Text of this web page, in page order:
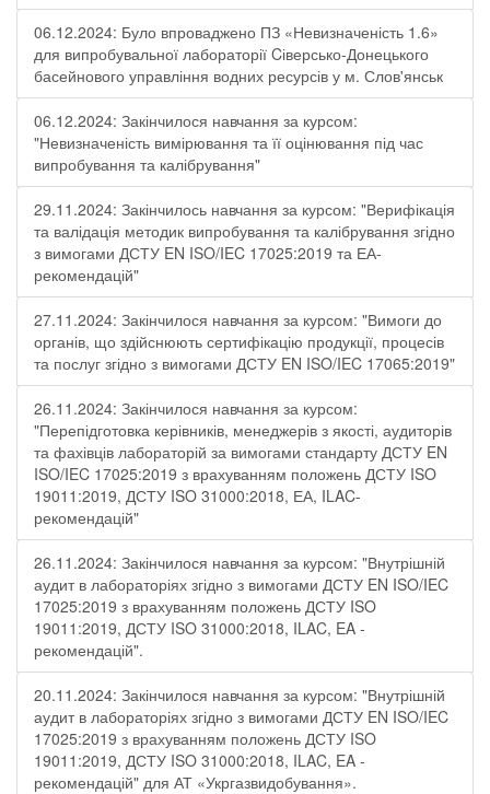
06.12.2024: Було впроваджено ПЗ «Невизначеність 1.6»
для випробувальної лабораторії Cіверсько-Донецького
басейнового управління водних ресурсів у м. Слов'янськ
06.12.2024: Закінчилося навчання за курсом:
"Невизначеність вимірювання та її оцінювання під час
випробування та калібрування"
29.11.2024: Закінчилось навчання за курсом: "Верифікація
та валідація методик випробування та калібрування згідно
з вимогами ДСТУ EN ISO/IEC 17025:2019 та ЕА-
рекомендацій"
27.11.2024: Закінчилося навчання за курсом: "Вимоги до
органів, що здійснюють сертифікацію продукції, процесів
та послуг згідно з вимогами ДСТУ EN ISO/IEC 17065:2019"
26.11.2024: Закінчилося навчання за курсом:
"Перепідготовка керівників, менеджерів з якості, аудиторів
та фахівців лабораторій за вимогами стандарту ДСТУ EN
ISO/IEC 17025:2019 з врахуванням положень ДСТУ ISO
19011:2019, ДСТУ ISO 31000:2018, ЕА, ILAC-
рекомендацій"
26.11.2024: Закінчилося навчання за курсом: "Внутрішній
аудит в лабораторіях згідно з вимогами ДСТУ EN ISO/IEC
17025:2019 з врахуванням положень ДСТУ ISO
19011:2019, ДСТУ ISO 31000:2018, ILAC, EA -
рекомендацій".
20.11.2024: Закінчилося навчання за курсом: "Внутрішній
аудит в лабораторіях згідно з вимогами ДСТУ EN ISO/IEC
17025:2019 з врахуванням положень ДСТУ ISO
19011:2019, ДСТУ ISO 31000:2018, ILAC, EA -
рекомендацій" для АТ «Укргазвидобування».